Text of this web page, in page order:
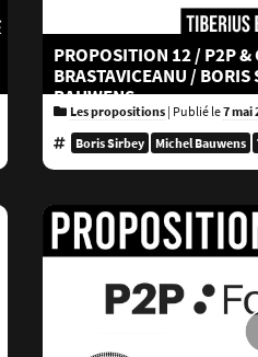
PROPOSITION 12 / P2P &
BRASTAVICEANU / BORIS
BAUWENS
Les propositions| Publié le7 mai
Boris Sirbey Michel Bauwens